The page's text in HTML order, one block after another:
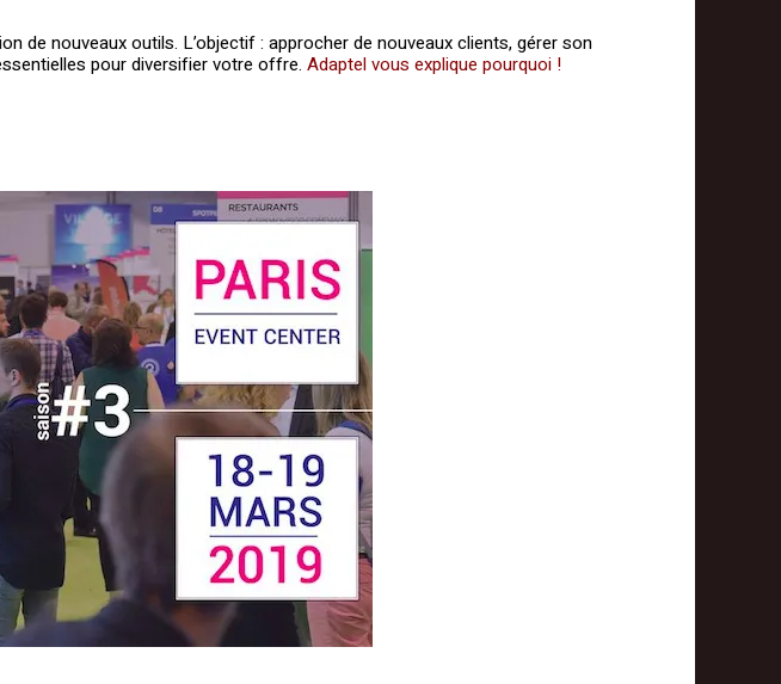
de nouveaux outils. L’objectif : approcher de nouveaux clients, gérer son
pour diversifier votre offre.Adaptel vous explique pourquoi !